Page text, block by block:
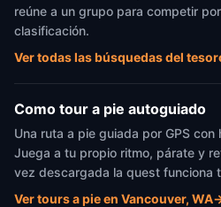
reúne a un grupo para competir
clasificación.
Ver todas las búsquedas del
Como tour a pie autoguiado
Una ruta a pie guiada por GPS
Juega a tu propio ritmo, párate y
vez descargada la quest funciona
Ver tours a pie en Vancouver, WA